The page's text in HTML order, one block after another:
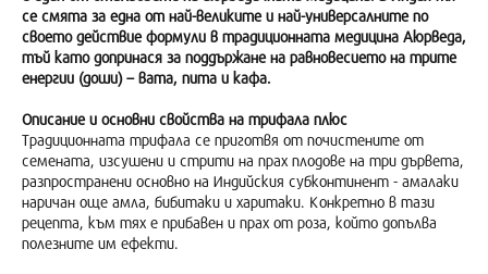
се смята за една от най-великите и най-универсалните по
своето действие формули в традиционната медицина Аюрведа,
тъй като допринася за поддържане на равновесието на трите
енергии (доши) – вата, пита и кафа.
Описание и основни свойства на трифала плюс
Традиционната трифала се приготвя от почистените от
семената, изсушени и стрити на прах плодове на три дървета,
разпространени основно на Индийския субконтинент - амалаки
наричан още амла, бибитаки и харитаки. Конкретно в тази
рецепта, към тях е прибавен и прах от роза, който допълва
полезните им ефекти.